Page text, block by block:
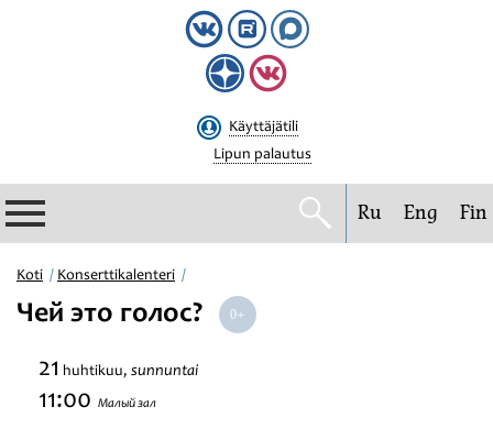
Käyttäjätili
Lipun palautus
Filharmonia
Festivaalit
Ru Eng Fin
Koti Konserttikalenteri
Чей это голос?
21 huhtikuu, sunnuntai
11:00 Малый зал